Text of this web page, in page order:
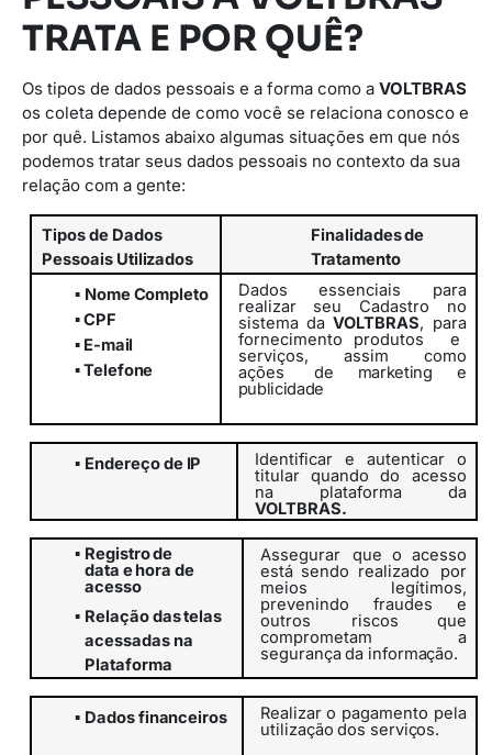
TRATA E POR QUÊ?
Os tipos de dados pessoais e a forma como a VOLTBRAS
os coleta depende de como você se relaciona conosco e
por quê. Listamos abaixo algumas situações em que nós
podemos tratar seus dados pessoais no contexto da sua
relação com a gente:
Tiposde Dados
Pessoais Utilizados
Finalidadesde
Tratamento
▪ NomeCompleto
▪CPF
▪ E-mail
▪Telefone
Dados essenciais para
realizar seu Cadastro no
sistema daVOLTBRAS, para
fornecimento produtos
e
serviços,
assim
como
ações
de marketing e
publicidade
▪ Endereçode IP Identificar e autenticar
o
titular quando do
acesso
na plataforma da
VOLTBRAS.
▪ Registrode
data ehora de
acesso
▪ Relaçãodastelas
acessadas na
Plataforma
Assegurar
que o acesso
está sendo realizado
por
meios legítimos,
prevenindo fraudes e
outros
riscos que
comprometam
a
segurança da informação.
▪ Dadosfinanceiros Realizar o pagamento pela
utilização dos serviços.